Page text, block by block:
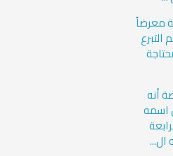
معرضاً
التبرع
أنه
اسمه